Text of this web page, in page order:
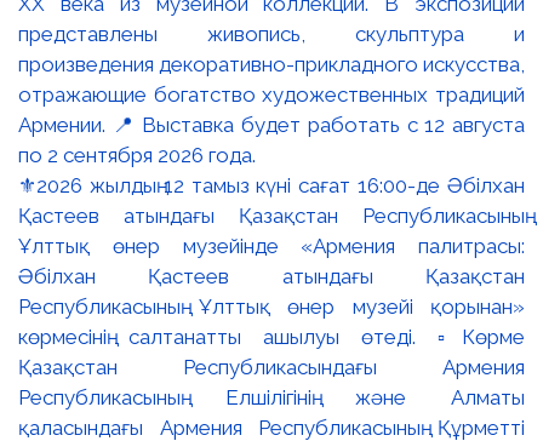
⚜️2026 жылдың 12 тамыз күні сағат 16:00-де Әбілхан
Қастеев атындағы Қазақстан Республикасының
Ұлттық өнер музейінде «Армения палитрасы:
Әбілхан Қастеев атындағы Қазақстан
Республикасының Ұлттық өнер музейі қорынан»
көрмесінің салтанатты ашылуы өтеді. ▫️Көрме
Қазақстан Республикасындағы Армения
Республикасының Елшілігінің және Алматы
қаласындағы Армения Республикасының Құрметті